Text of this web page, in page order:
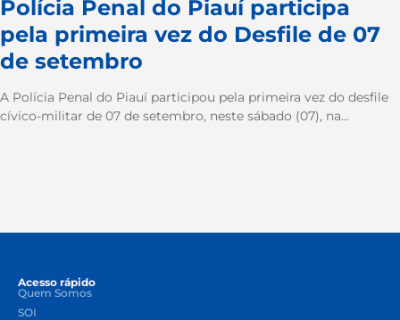
Polícia Penal do Piauí participa
pela primeira vez do Desfile de 07
de setembro
A Polícia Penal do Piauí participou pela primeira vez do desfile
cívico-militar de 07 de setembro, neste sábado (07), na...
Acesso rápido
Quem Somos
SOI